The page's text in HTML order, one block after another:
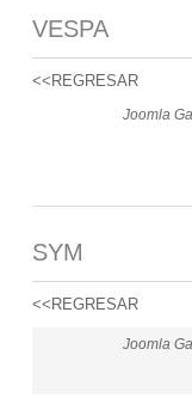
VESPA
<<REGRESAR
Joomla
SYM
<<REGRESAR
Joomla